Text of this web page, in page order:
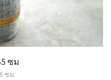
ซม
ซม